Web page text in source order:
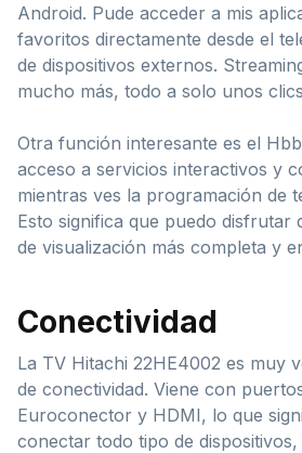
Android. Pude acceder a mis
favoritos directamente desde el
de dispositivos externos.
mucho más, todo a solo unos
Otra función interesante es el
acceso a servicios interactivos y
mientras ves la programación de
Esto significa que puedo disfrutar
de visualización más completa y
Conectividad
La TV Hitachi 22HE4002 es muy
de conectividad. Viene con
Euroconector y HDMI, lo que
conectar todo tipo de